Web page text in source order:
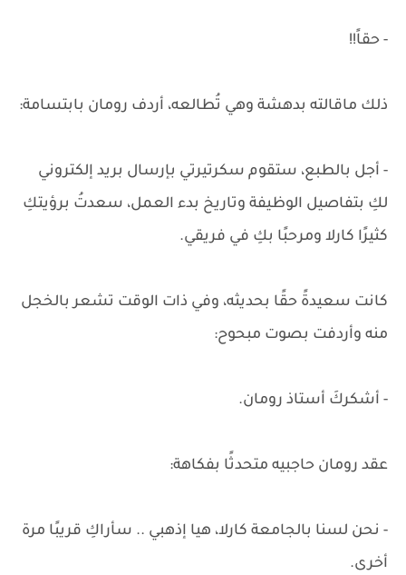
- حقاً!!
ذلك ماقالته بدهشة وهي تُطالعه، أردف رومان بابتسامة:
- أجل بالطبع، ستقوم سكرتيرتي بإرسال بريد إلكتروني
لكِ بتفاصيل الوظيفة وتاريخ بدء العمل، سعدتُ برؤيتكِ
كثيرًا كارلا ومرحبًا بكِ في فريقي.
كانت سعيدةً حقًا بحديثه، وفي ذات الوقت تشعر بالخجل
منه وأردفت بصوت مبحوح:
- أشكركَ أستاذ رومان.
عقد رومان حاجبيه متحدثًا بفكاهة:
- نحن لسنا بالجامعة كارلا، هيا إذهبي .. سأراكِ قريبًا مرة
أخرى.